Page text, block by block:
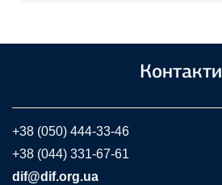
Контакти
+38 (050) 444-33-46
+38 (044) 331-67-61
dif@dif.org.ua